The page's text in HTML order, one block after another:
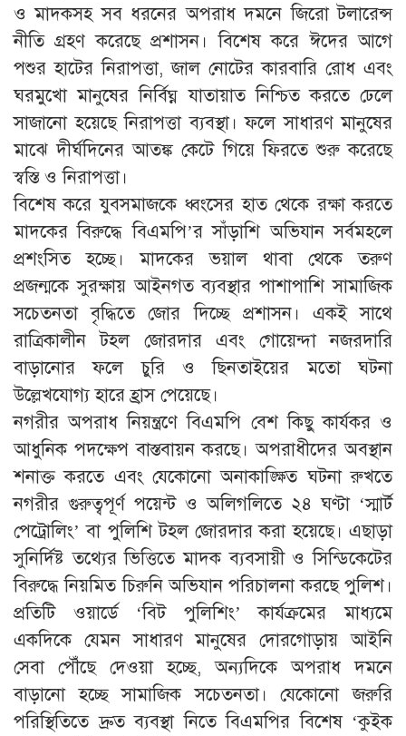
ও মাদকসহ সব ধরনের অপরাধ দমনে জিরো টলারেন্স
নীতি গ্রহণ করেছে প্রশাসন। বিশেষ করে ঈদের আগে
পশুর হাটের নিরাপত্তা, জাল নোটের কারবারি রোধ এবং
ঘরমুখো মানুষের নির্বিঘ্ন যাতায়াত নিশ্চিত করতে ঢেলে
সাজানো হয়েছে নিরাপত্তা ব্যবস্থা। ফলে সাধারণ মানুষের
মাঝে দীর্ঘদিনের আতঙ্ক কেটে গিয়ে ফিরতে শুরু করেছে
স্বস্তি ও নিরাপত্তা।
​বিশেষ করে যুবসমাজকে ধ্বংসের হাত থেকে রক্ষা করতে
মাদকের বিরুদ্ধে বিএমপি’র সাঁড়াশি অভিযান সর্বমহলে
প্রশংসিত হচ্ছে। মাদকের ভয়াল থাবা থেকে তরুণ
প্রজন্মকে সুরক্ষায় আইনগত ব্যবস্থার পাশাপাশি সামাজিক
সচেতনতা বৃদ্ধিতে জোর দিচ্ছে প্রশাসন। একই সাথে
রাত্রিকালীন টহল জোরদার এবং গোয়েন্দা নজরদারি
বাড়ানোর ফলে চুরি ও ছিনতাইয়ের মতো ঘটনা
উল্লেখযোগ্য হারে হ্রাস পেয়েছে।
​নগরীর অপরাধ নিয়ন্ত্রণে বিএমপি বেশ কিছু কার্যকর ও
আধুনিক পদক্ষেপ বাস্তবায়ন করছে। অপরাধীদের অবস্থান
শনাক্ত করতে এবং যেকোনো অনাকাঙ্ক্ষিত ঘটনা রুখতে
নগরীর গুরুত্বপূর্ণ পয়েন্ট ও অলিগলিতে ২৪ ঘণ্টা ‘স্মার্ট
পেট্রোলিং’ বা পুলিশি টহল জোরদার করা হয়েছে। এছাড়া
সুনির্দিষ্ট তথ্যের ভিত্তিতে মাদক ব্যবসায়ী ও সিন্ডিকেটের
বিরুদ্ধে নিয়মিত চিরুনি অভিযান পরিচালনা করছে পুলিশ।
প্রতিটি ওয়ার্ডে ‘বিট পুলিশিং’ কার্যক্রমের মাধ্যমে
একদিকে যেমন সাধারণ মানুষের দোরগোড়ায় আইনি
সেবা পৌঁছে দেওয়া হচ্ছে, অন্যদিকে অপরাধ দমনে
বাড়ানো হচ্ছে সামাজিক সচেতনতা। যেকোনো জরুরি
পরিস্থিতিতে দ্রুত ব্যবস্থা নিতে বিএমপির বিশেষ ‘কুইক